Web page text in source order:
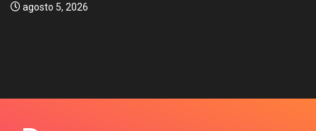
agosto 5, 2026